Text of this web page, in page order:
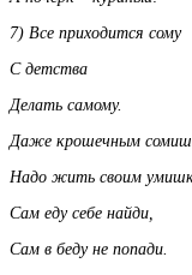
7) Все приходится сому
С детства
Делать самому.
Даже крошечным
Надо жить своим
Сам еду себе найди,
Сам в беду не попади.